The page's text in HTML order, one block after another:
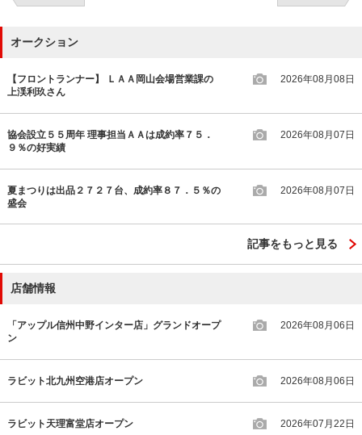
オークション
【フロントランナー】 ＬＡＡ岡山会場営業課の
上渓利玖さん
2026年08月08日
協会設立５５周年 理事担当ＡＡは成約率７５．
９％の好実績
2026年08月07日
夏まつりは出品２７２７台、成約率８７．５％の
盛会
2026年08月07日
記事をもっと見る
店舗情報
「アップル信州中野インター店」グランドオープ
ン
2026年08月06日
ラビット北九州空港店オープン 2026年08月06日
ラビット天理富堂店オープン 2026年07月22日